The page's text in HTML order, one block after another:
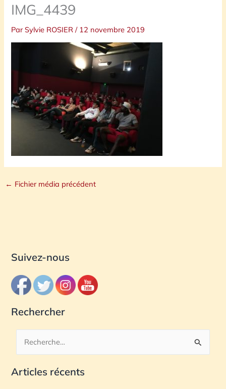
IMG_4439
ParSylvie ROSIER/ 12 novembre 2019
← Fichier média précédent
Suivez-nous
Rechercher
c
Articles récents